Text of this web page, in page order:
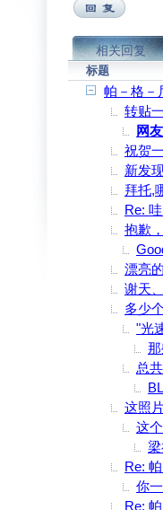
相关回复
标题
帕－格－
转贴
网
祝贺
新发
拜托,
Re:
抱歉
漂亮
谢天
多少
"光
总
这照
这
梁
Re:
你
Re: